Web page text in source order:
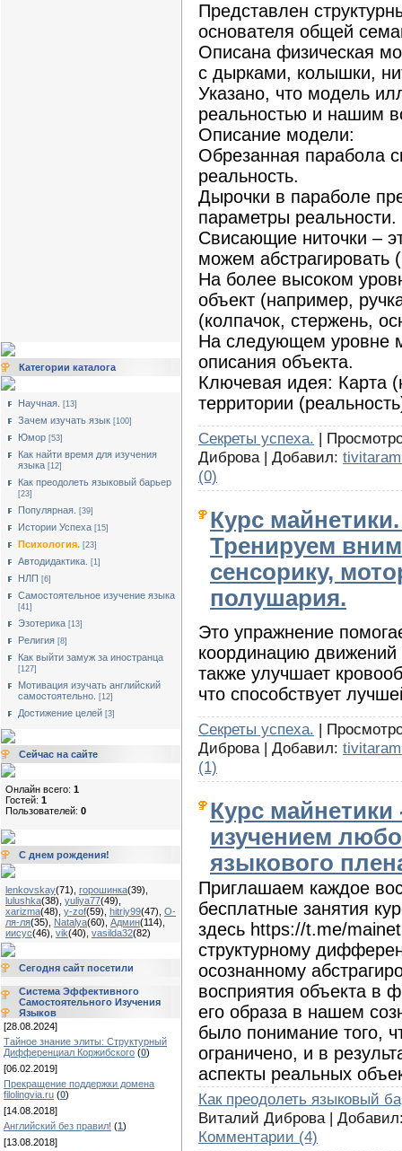
Категории каталога
Научная. [13]
Зачем изучать язык [100]
Юмор [53]
Как найти время для изучения
языка [12]
Как преодолеть языковый барьер
[23]
Популярная. [39]
Истории Успеха [15]
Психология. [23]
Автодидактика. [1]
НЛП [6]
Cамостоятельное изучение языка
[41]
Эзотерика [13]
Религия [8]
Как выйти замуж за иностранца
[127]
Мотивация изучать английский
самостоятельно.
[12]
Достижение целей [3]
Сейчас на сайте
Онлайн всего: 1
Гостей: 1
Пользователей: 0
С днем рождения!
lenkovskay(71) горошинка(39)
lulushka(38) yuliya77(49)
xarizma(48) y-zof(59) hitriy99(47) О-
ля-ля(35) Natalya(60) Админ(114)
иисус(46) vik(40) vasilda32(82)
Сегодня сайт посетили
Система Эффективного
Самостоятельного Изучения
Языков
[28.08.2024]
Тайное знание элиты: Структурный
Дифференциал Коржибского (0)
[06.02.2019]
Прекращение поддержки домена
filolingvia.ru (0)
[14.08.2018]
Английский без правил! (1)
[13.08.2018]
Представлен
основателя общей
Описана физическая
с дырками, колышки,
Указано, что модель
реальностью и нашим
Описание модели:
Обрезанная парабола
реальность.
Дырочки в параболе
параметры реальности.
Свисающие ниточки –
можем
На более высоком
объект (например,
(колпачок, стержень,
На следующем уровне
описания объекта.
Ключевая идея: Карта
территории
Секреты успеха. |
Диброва | Добавил:
(0)
Курс
Тренируем
сенсорику,
полушария.
Это упражнение
координацию
также улучшает
что способствует
Секреты успеха. |
Диброва | Добавил:
(1)
Курс майнетики
изучением
языкового
Приглашаем каждое
бесплатные занятия
здесь https://t.me/
структурному
осознанному
восприятия объекта в
его образа в нашем
было понимание того,
ограничено, и в
аспекты реальных
Как преодолеть языковый
Виталий Диброва |
Комментарии (4)